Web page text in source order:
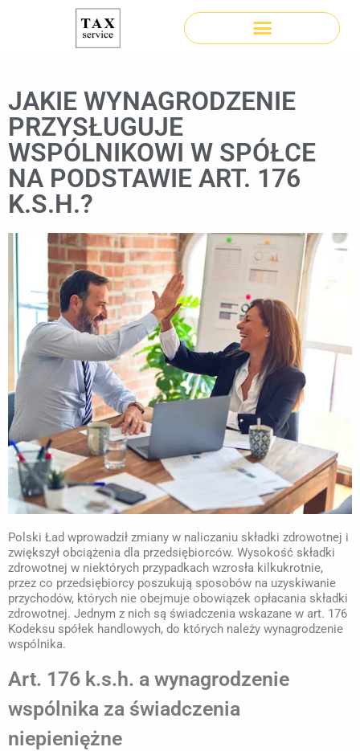
JAKIE WYNAGRODZENIE
PRZYSŁUGUJE
WSPÓLNIKOWI W SPÓŁCE
NA PODSTAWIE ART. 176
K.S.H.?
Polski Ład wprowadził zmiany w naliczaniu składki zdrowotnej i
zwiększył obciążenia dla przedsiębiorców. Wysokość składki
zdrowotnej w niektórych przypadkach wzrosła kilkukrotnie,
przez co przedsiębiorcy poszukują sposobów na uzyskiwanie
przychodów, których nie obejmuje obowiązek opłacania składki
zdrowotnej. Jednym z nich są świadczenia wskazane w art. 176
Kodeksu spółek handlowych, do których należy wynagrodzenie
wspólnika.
Art. 176 k.s.h. a wynagrodzenie
wspólnika za świadczenia
niepieniężne